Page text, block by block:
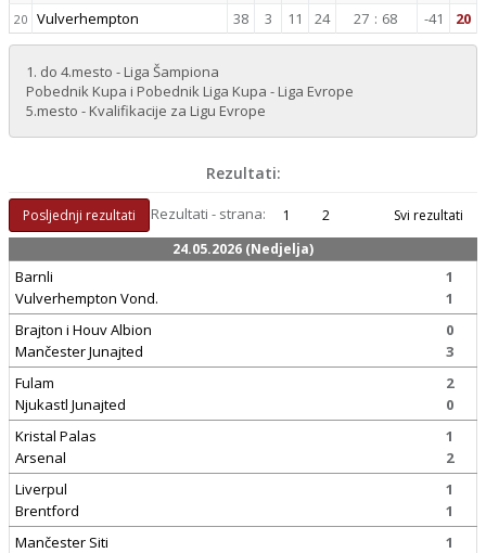
20 Vulverhempton 38 3 11 24 27 : 68 -41 20
1. do 4.mesto - Liga Šampiona
Pobednik Kupa i Pobednik Liga Kupa - Liga Evrope
5.mesto - Kvalifikacije za Ligu Evrope
Rezultati:
Posljednji rezultati Rezultati - strana: 1 2
Svi rezultati
24.05.2026 (Nedjelja)
Barnli
Vulverhempton Vond.
1
1
Brajton i Houv Albion
Mančester Junajted
0
3
Fulam
Njukastl Junajted
2
0
Kristal Palas
Arsenal
1
2
Liverpul
Brentford
1
1
Mančester Siti
1